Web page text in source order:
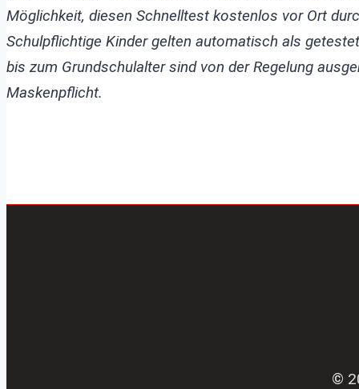
Möglichkeit, diesen Schnelltest kostenlos vor Ort
Schulpflichtige Kinder gelten automatisch als
bis zum Grundschulalter sind von der Regelung
Maskenpflicht.
©